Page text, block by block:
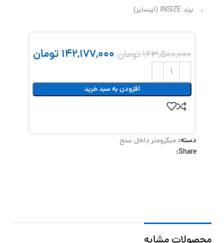
برند INSIZE (اینسایز)
163,500,000تومان 142,177,000 تومان
افزودن به سبد خرید
دسته: میکرومتر داخل سنج
Share: